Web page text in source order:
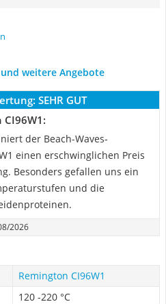
weitere Angebote
SEHR GUT
der Beach-Waves-
einen erschwinglichen Preis
Besonders gefallen uns ein
und die
2026
Remington CI96W1
120 -220 °C